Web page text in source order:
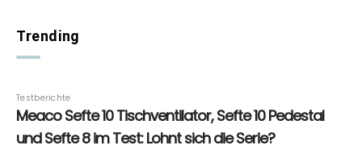
Trending